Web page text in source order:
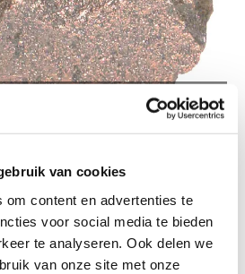
van cookies
om content en advertenties te
voor social media te bieden
te analyseren. Ook delen we
van onze site met onze
OP ROTSBLOK
op rotsblok